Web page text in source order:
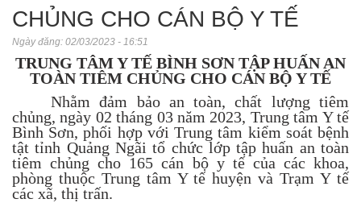
CHỦNG CHO CÁN BỘ Y TẾ
Ngày đăng: 02/03/2023 - 16:51
TRUNG TÂM Y TẾ BÌNH SƠN TẬP HUẤN AN
TOÀN TIÊM CHỦNG CHO CÁN BỘ Y TẾ
Nhằm đảm bảo an toàn, chất lượng tiêm
chủng, ngày 02 tháng 03 năm 2023, Trung tâm Y tế
Bình Sơn, phối hợp với Trung tâm kiểm soát bệnh
tật tỉnh Quảng Ngãi tổ chức lớp tập huấn an toàn
tiêm chủng cho 165 cán bộ y tế của các khoa,
phòng thuộc Trung tâm Y tế huyện và Trạm Y tế
các xã, thị trấn.